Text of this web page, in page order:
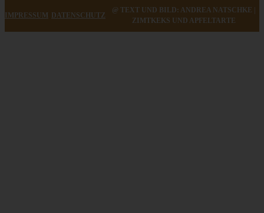
IMPRESSUM DATENSCHUTZ
@ TEXT UND BILD: ANDREA NATSCHKE |
ZIMTKEKS UND APFELTARTE